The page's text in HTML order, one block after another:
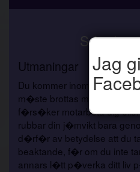
S�ndag
Utmaningar
Du kommer inom kort att
m�ste brottas med. Kanske
f�rs�ker motarbeta dig
rubbar din j�mvikt bara
d�rf�r av betydelse att du
beaktande, f�r om du inte
annars l�tt p�verka ditt liv
Jag